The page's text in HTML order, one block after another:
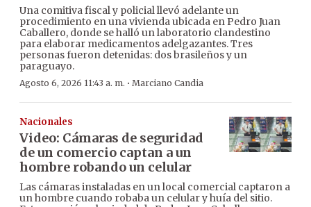
Una comitiva fiscal y policial llevó adelante un
procedimiento en una vivienda ubicada en Pedro Juan
Caballero, donde se halló un laboratorio clandestino
para elaborar medicamentos adelgazantes. Tres
personas fueron detenidas: dos brasileños y un
paraguayo.
Agosto 6, 2026 11:43 a. m. · Marciano Candia
Nacionales
Video: Cámaras de seguridad
de un comercio captan a un
hombre robando un celular
Las cámaras instaladas en un local comercial captaron a
un hombre cuando robaba un celular y huía del sitio.